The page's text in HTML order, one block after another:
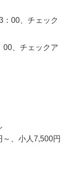
：00、チェック
00、チェックア
、小人7,500円